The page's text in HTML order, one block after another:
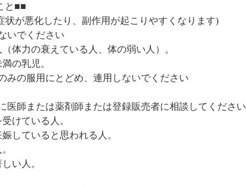
と■■
状が悪化したり、副作用が起こりやすくなります)
いでください
（体力の衰えている人、体の弱い人）。
の乳児。
みの服用にとどめ、連用しないでください
医師または薬剤師または登録販売者に相談してください
けている人。
していると思われる人。
い人。